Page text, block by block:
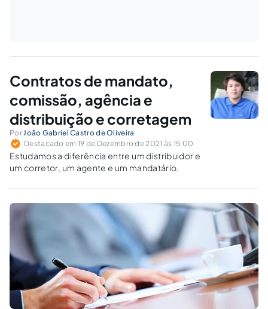
Contratos de mandato,
comissão, agência e
distribuição e corretagem
PorJoão Gabriel Castro de Oliveira
Destacado em 19 de Dezembro de 2021 às 15:00
Estudamos a diferência entre um distribuidor e
um corretor, um agente e um mandatário.